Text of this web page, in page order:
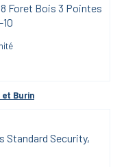
Foret Bois 3 Pointes
et Burin
Standard Security,